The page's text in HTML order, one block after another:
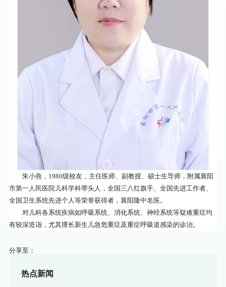
朱小燕，1980级校友，主任医师、副教授、硕士生导师，附属襄阳
市第一人民医院儿科学科带头人，全国三八红旗手、全国先进工作者、
全国卫生系统先进个人等荣誉获得者，襄阳隆中名医。
对儿科各系统疾病如呼吸系统、消化系统、神经系统等疑难重症均
有较深造诣，尤其擅长新生儿急危重症及重症呼吸道感染的诊治。
分享至：
热点新闻